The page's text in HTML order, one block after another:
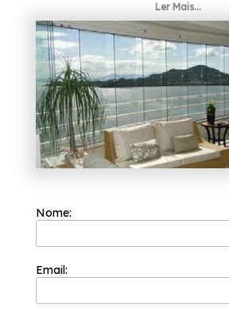
Caso esteja procurando por
Sacada com Vidro valor na
Encontre a solução que
contando com os produtos e
Protavi Vidros, são
disponíveis, como
sacadas, box para
vidro. Ao entrar em contato
poderá esclarecer suas
sua disposição.
Ler Mais...
Nome:
Email: